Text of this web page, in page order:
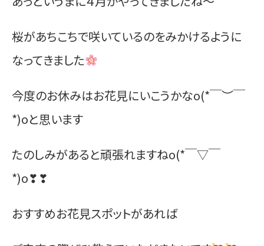
お得なお支払い
お問い合わせ
桜があちこちで咲いているのをみかけるように
なってきました
今度のお休みはお花見にいこうかなo(*￣︶￣
*)oと思います
たのしみがあると頑張れますねo(*￣▽￣
*)o❣❣
おすすめお花見スポットがあれば